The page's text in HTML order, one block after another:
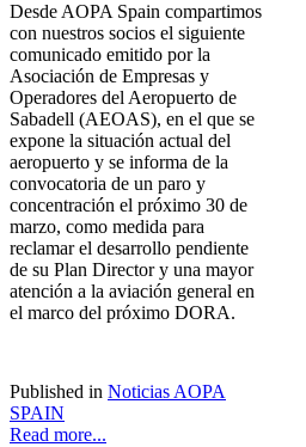
Desde AOPA Spain compartimos
con nuestros socios el siguiente
comunicado emitido por la
Asociación de Empresas y
Operadores del Aeropuerto de
Sabadell (AEOAS), en el que se
expone la situación actual del
aeropuerto y se informa de la
convocatoria de un paro y
concentración el próximo 30 de
marzo, como medida para
reclamar el desarrollo pendiente
de su Plan Director y una mayor
atención a la aviación general en
el marco del próximo DORA.
Published in Noticias AOPA
SPAIN
Read more...